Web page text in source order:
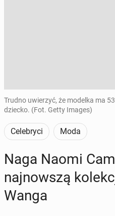
Trudno uwierzyć, że modelka ma
dziecko. (Fot. Getty Images)
Celebryci Moda
Naga Naomi
naj­now­szą
Wanga